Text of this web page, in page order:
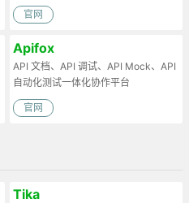
官网
Apifox
API 文档、API 调试、API Mock、API
自动化测试一体化协作平台
官网
Tika